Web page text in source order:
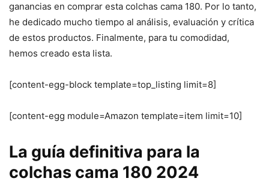
ganancias en comprar esta colchas cama 180. Por lo tanto,
he dedicado mucho tiempo al análisis, evaluación y crítica
de estos productos. Finalmente, para tu comodidad,
hemos creado esta lista.
[content-egg-block template=top_listing limit=8]
[content-egg module=Amazon template=item limit=10]
La guía definitiva para la
colchas cama 180 2024